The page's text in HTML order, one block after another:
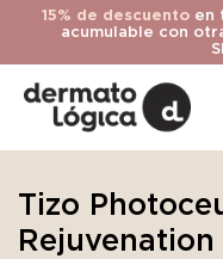
15% de descuentoen
acumulable con
Tizo
Rejuvenation